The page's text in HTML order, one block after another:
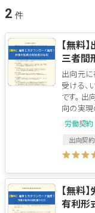
2
【無料
三者間
出向元
受ける、
です。
向の実現
労働契約
出向契約
出向命令
【無料
有利形